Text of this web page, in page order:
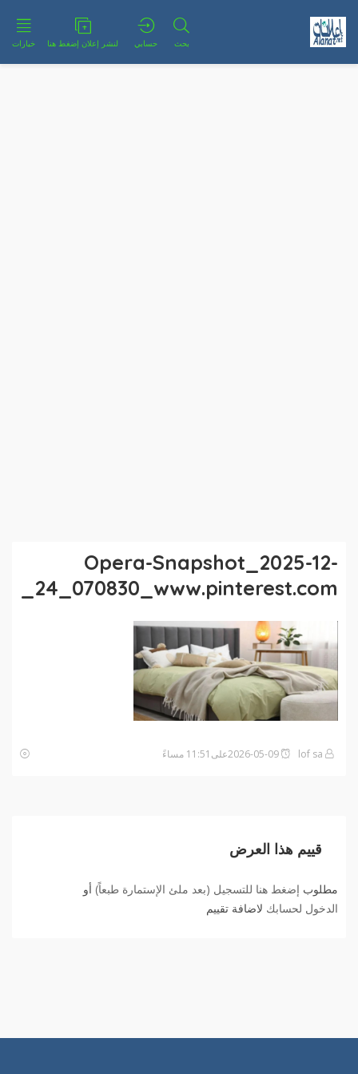
بحث حسابي لنشر إعلان إضغط هنا خيارات
Opera-Snapshot_2025-12-
24_070830_www.pinterest.com_
قييم هذا العرض
مطلوب إضغط هنا للتسجيل (بعد ملئ الإستمارة طبعاً) أو
الدخول لحسابك لاضافة تقييم